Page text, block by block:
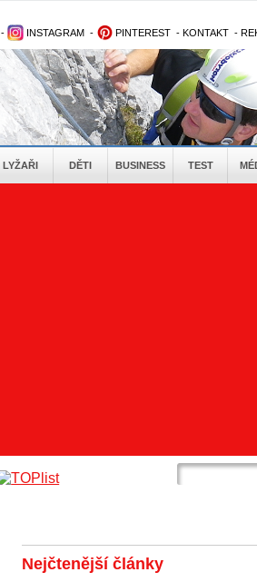
- INSTAGRAM - PINTEREST - KONTAKT -
LYŽAŘI DĚTI BUSINESS TEST
Nejčtenější články